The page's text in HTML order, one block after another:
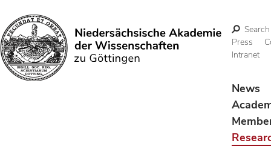
Search
Search
Press
Intranet
News